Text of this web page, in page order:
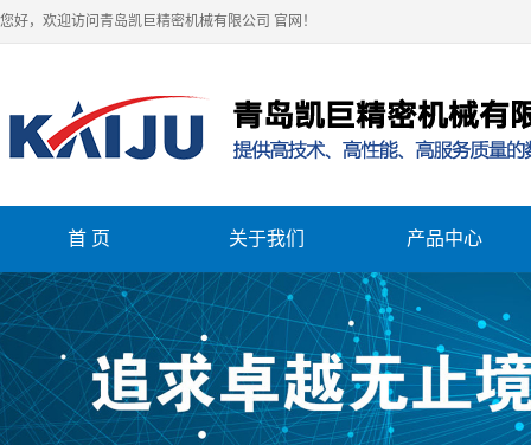
您好，欢迎访问青岛凯巨精密机械有限公司 官网！
首 页 关于我们
关于我们
产品中心
车床
立式加工中心
卧式加工中心